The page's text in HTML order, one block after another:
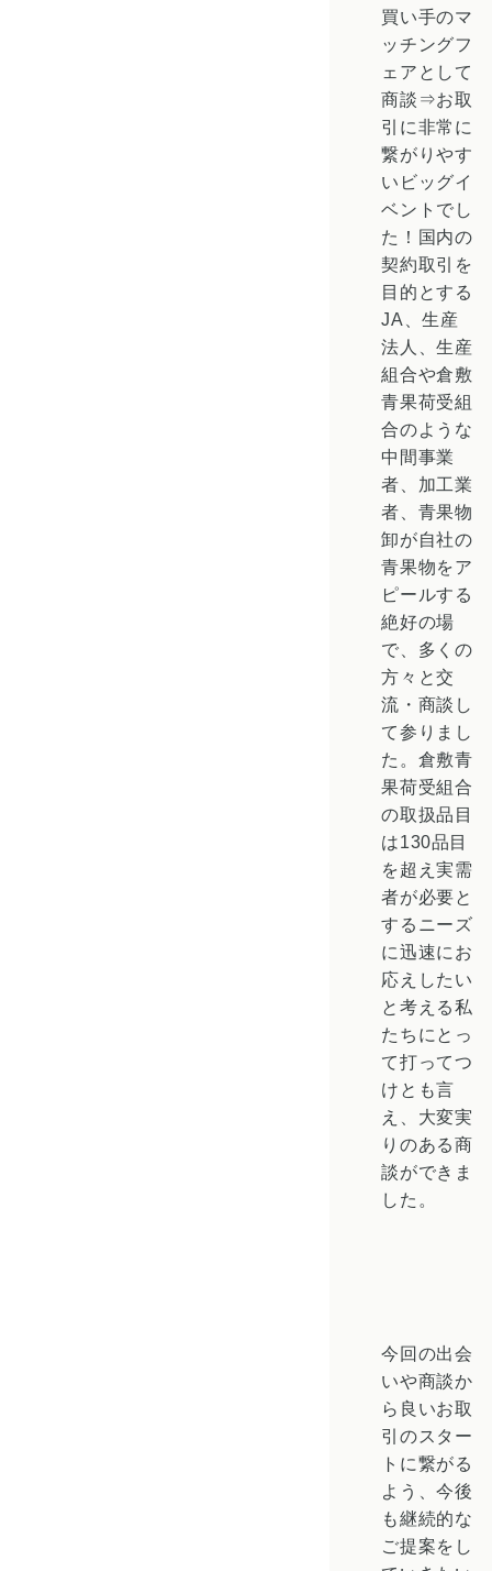
買い手のマ
ッチングフ
ェアとして
商談⇒お取
引に非常に
繋がりやす
いビッグイ
ベントでし
た！国内の
契約取引を
目的とする
JA、生産
法人、生産
組合や倉敷
青果荷受組
合のような
中間事業
者、加工業
者、青果物
卸が自社の
青果物をア
ピールする
絶好の場
で、多くの
方々と交
流・商談し
て参りまし
た。倉敷青
果荷受組合
の取扱品目
は130品目
を超え実需
者が必要と
するニーズ
に迅速にお
応えしたい
と考える私
たちにとっ
て打ってつ
けとも言
え、大変実
りのある商
談ができま
した。
今回の出会
いや商談か
ら良いお取
引のスター
トに繋がる
よう、今後
も継続的な
ご提案をし